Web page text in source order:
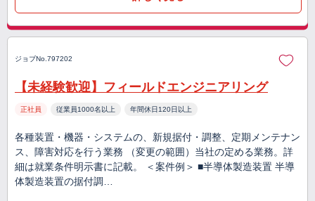
ジョブNo.797202
【未経験歓迎】フィールドエンジニアリング
正社員 従業員1000名以上 年間休日120日以上
各種装置・機器・システムの、新規据付・調整、定期メンテナン
ス、障害対応を行う業務 （変更の範囲）当社の定める業務。詳
細は就業条件明示書に記載。 ＜案件例＞ ■半導体製造装置 半導
体製造装置の据付調…